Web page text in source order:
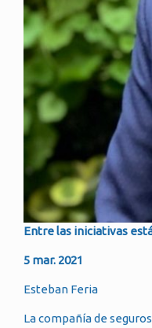
Entre las iniciativas
5 mar. 2021
Esteban Feria
La compañía de